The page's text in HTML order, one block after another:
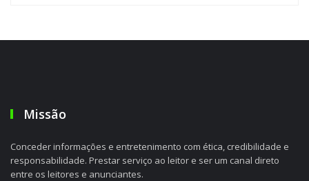
Missão
Conceder informações e entretenimento com ética, credibilidade e
responsabilidade. Prestar serviço ao leitor e ser um canal direto
entre os leitores e anunciantes.